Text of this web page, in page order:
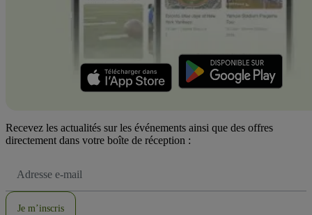
Recevez les actualités sur les événements ainsi que des offres
directement dans votre boîte de réception :
e-
Je m’inscris